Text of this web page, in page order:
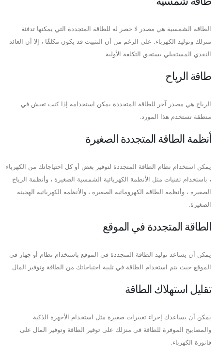
الطاقة الشمسية هي مصدر لا حصر له للطاقة المتجددة التي يمكنها تدفئة
منزلك وتوليد الكهرباء. على الرغم من أن التثبيت قد يكون مكلفًا ، إلا أن العائد
النقدي المستقبلي يستحق التكلفة الأولية.
طاقة الرياح
الرياح هي مصدر آخر للطاقة المتجددة يمكن استخدامه إذا كنت تعيش في
منطقة تستخدم هذا المورد.
أنظمة الطاقة المتجددة الصغيرة
يمكن استخدام نظام الطاقة المتجددة لتوفير بعض أو كل احتياجاتك من الكهرباء
، باستخدام تقنيات مثل الأنظمة الكهربائية الشمسية الصغيرة ، وأنظمة الرياح
الصغيرة ، وأنظمة الطاقة الكهرومائية الصغيرة ، والأنظمة الكهربائية الهجينة
الصغيرة.
الطاقة المتجددة في الموقع
يمكن أن يساعد توليد الطاقة المتجددة في الموقع باستخدام نظام أو جهاز في
الموقع حيث يتم استخدام الطاقة في تلبية احتياجاتك من الطاقة وتوفير المال.
تقليل استهلاك الطاقة
يمكن أن يساعدك إجراء تغييرات صغيرة مثل استخدام الأجهزة الذكية
والمصابيح الموفرة للطاقة في منزلك على توفير الطاقة وتوفير المال على
فاتورة الكهرباء.